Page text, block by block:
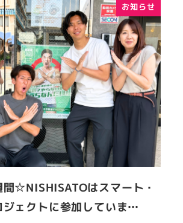
お知らせ
☆NISHISATOはスマート・
ジェクトに参加していま…